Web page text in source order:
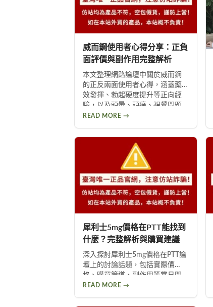
威而鋼使用者心得分享：正負
面評價與副作用完整解析
本文整理網路論壇中關於威而鋼
的正反兩面使用者心得，涵蓋藥
效發揮、勃起硬度提升等正向經
驗，以及頭暈、頭痛、視覺問題
等副作用。不論你想了解這款壯
方案，都能從中找到實用資訊。
READ MORE →
犀利士5mg價格在PTT能找到
什麼？完整解析與購買建議
深入探討犀利士5mg價格在PTT論
壇上的討論話題，包括實際價
格、購買管道、副作用等常見問
題，並提供產品選擇建議，幫助
風。
READ MORE →